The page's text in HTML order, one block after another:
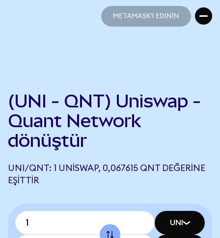
METAMASK'I EDİNİN
(UNI - QNT) Uniswap -
Quant Network
dönüştür
UNI/QNT: 1 UNISWAP, 0,067615 QNT DEĞERINE
EŞITTIR
UNI